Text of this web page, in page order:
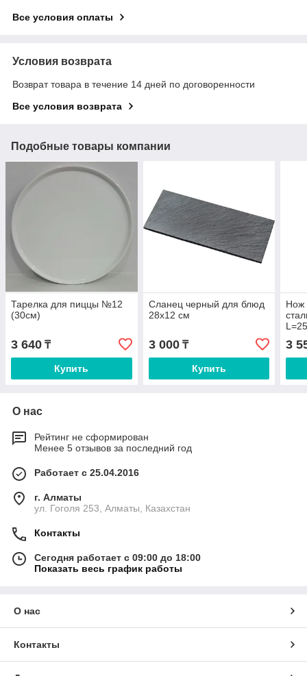
Все условия оплаты
Условия возврата
Возврат товара в течение 14 дней по договоренности
Все условия возврата
Подобные товары компании
Тарелка для пиццы №12
(30см)
3 640 ₸
Купить
Сланец черный для блюд
28х12 см
3 000₸
Купить
Нож
3
О нас
Рейтинг не сформирован
Менее 5 отзывов за последний год
Работает с 25.04.2016
г. Алматы
ул. Гоголя 253, Алматы, Казахстан
Контакты
Сегодня работает с 09:00 до 18:00
Показать весь график работы
О нас
Контакты